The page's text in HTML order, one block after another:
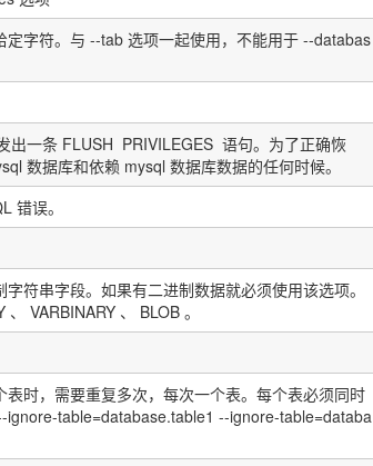
定字符。与 --tab 选项一起使用，不能用于 --databas
出一条 FLUSH PRIVILEGES 语句。为了正确恢
数据库和依赖 mysql 数据库数据的任何时候。
错误。
符串字段。如果有二进制数据就必须使用该选项。
、 VARBINARY 、 BLOB 。
时，需要重复多次，每次一个表。每个表必须同时
ignore-table=database.table1 --ignore-table=databa